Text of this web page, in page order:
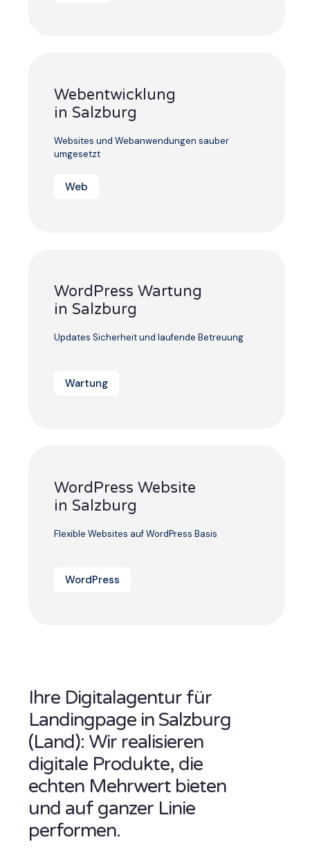
Webentwicklung
in Salzburg
Websites und Webanwendungen sauber
umgesetzt
Web
WordPress Wartung
in Salzburg
Updates Sicherheit und laufende Betreuung
Wartung
WordPress Website
in Salzburg
Flexible Websites auf WordPress Basis
WordPress
Ihre Digitalagentur für
Landingpage in Salzburg
(Land): Wir realisieren
digitale Produkte, die
echten Mehrwert bieten
und auf ganzer Linie
performen.